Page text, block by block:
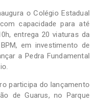
o Colégio Estadual
capacidade para até
entrega 20 viaturas da
em investimento de
a Pedra Fundamental
participa do lançamento
de Guarus, no Parque